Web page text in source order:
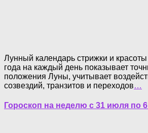
Лунный календарь стрижки и
года на каждый день показывает
положения Луны, учитывает
созвездий, транзитов и переходов…
Гороскоп на неделю с 31 июля по 6